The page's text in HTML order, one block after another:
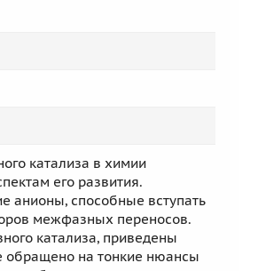
катализа в химии
его развития.
анионы, способные вступать
межфазных переносов.
катализа, приведены
обращено на тонкие нюансы